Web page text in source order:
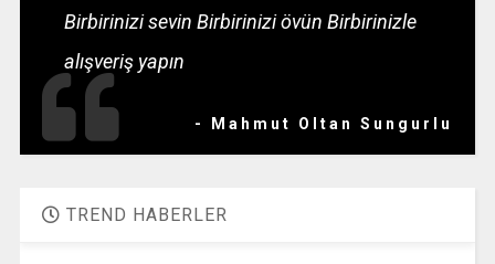
Birbirinizi sevin Birbirinizi övün Birbirinizle
alışveriş yapın
- Mahmut Oltan Sungurlu
TREND HABERLER